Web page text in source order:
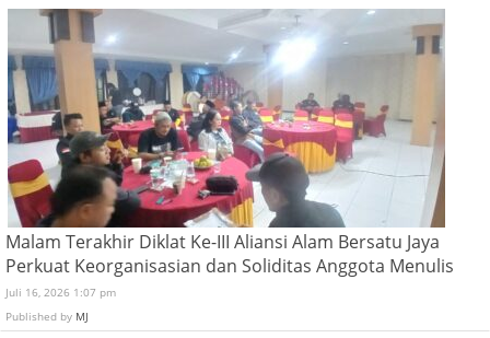
Malam Terakhir Diklat Ke-III Aliansi Alam Bersatu Jaya
Perkuat Keorganisasian dan Soliditas Anggota Menulis
Juli 16, 2026 1:07 pm
Published by MJ